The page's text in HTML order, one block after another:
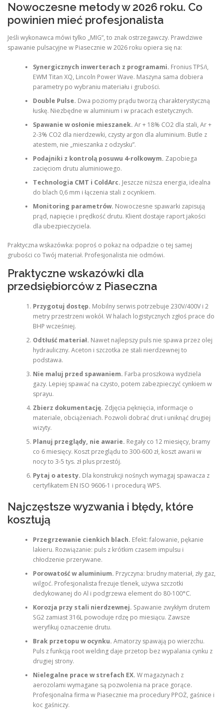
Nowoczesne metody w 2026 roku. Co
powinien mieć profesjonalista
Jeśli wykonawca mówi tylko „MIG”, to znak ostrzegawczy. Prawdziwe
spawanie pulsacyjne w Piasecznie w 2026 roku opiera się na:
Synergicznych inwerterach z programami. Fronius TPS/i,
EWM Titan XQ, Lincoln Power Wave. Maszyna sama dobiera
parametry po wybraniu materiału i grubości.
Double Pulse. Dwa poziomy prądu tworzą charakterystyczną
łuskę. Niezbędne w aluminium i w pracach estetycznych.
Spawanie w osłonie mieszanek. Ar + 18% CO2 dla stali, Ar +
2-3% CO2 dla nierdzewki, czysty argon dla aluminium. Butle z
atestem, nie „mieszanka z odzysku”.
Podajniki z kontrolą posuwu 4-rolkowym. Zapobiega
zacięciom drutu aluminiowego.
Technologia CMT i ColdArc. Jeszcze niższa energia, idealna
do blach 0,6 mm i łączenia stali z ocynkiem.
Monitoring parametrów. Nowoczesne spawarki zapisują
prąd, napięcie i prędkość drutu. Klient dostaje raport jakości
dla ubezpieczyciela.
Praktyczna wskazówka: poproś o pokaz na odpadzie o tej samej
grubości co Twój materiał. Profesjonalista nie odmówi.
Praktyczne wskazówki dla
przedsiębiorców z Piaseczna
Przygotuj dostęp. Mobilny serwis potrzebuje 230V/400V i 2
metry przestrzeni wokół. W halach logistycznych zgłoś prace do
BHP wcześniej.
Odtłuść materiał. Nawet najlepszy puls nie spawa przez olej
hydrauliczny. Aceton i szczotka ze stali nierdzewnej to
podstawa.
Nie maluj przed spawaniem. Farba proszkowa wydziela
gazy. Lepiej spawać na czysto, potem zabezpieczyć cynkiem w
sprayu.
Zbierz dokumentację. Zdjęcia pęknięcia, informacje o
materiale, obciążeniach. Pozwoli dobrać drut i uniknąć drugiej
wizyty.
Planuj przeglądy, nie awarie. Regały co 12 miesięcy, bramy
co 6 miesięcy. Koszt przeglądu to 300-600 zł, koszt awarii w
nocy to 3-5 tys. zł plus przestój.
Pytaj o atesty. Dla konstrukcji nośnych wymagaj spawacza z
certyfikatem EN ISO 9606-1 i procedurą WPS.
Najczęstsze wyzwania i błędy, które
kosztują
Przegrzewanie cienkich blach. Efekt: falowanie, pękanie
lakieru. Rozwiązanie: puls z krótkim czasem impulsu i
chłodzenie przerywane.
Porowatość w aluminium. Przyczyna: brudny materiał, zły gaz,
wilgoć. Profesjonalista frezuje tlenek, używa szczotki
dedykowanej do Al i podgrzewa element do 80-100°C.
Korozja przy stali nierdzewnej. Spawanie zwykłym drutem
SG2 zamiast 316L powoduje rdzę po miesiącu. Zawsze
weryfikuj oznaczenie drutu.
Brak przetopu w ocynku. Amatorzy spawają po wierzchu.
Puls z funkcją root welding daje przetop bez wypalania cynku z
drugiej strony.
Nielegalne prace w strefach EX. W magazynach z
aerozolami wymagane są pozwolenia na prace gorące.
Profesjonalna firma w Piasecznie ma procedury PPOŻ, gaśnice i
koc gaśniczy.